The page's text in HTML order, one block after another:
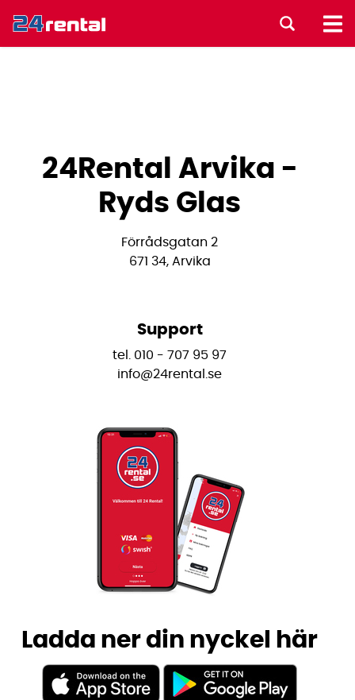
24Rental Arvika -
Ryds Glas
Förrådsgatan 2
671 34, Arvika
Support
tel. 010 - 707 95 97
info@24rental.se
Ladda ner din nyckel här